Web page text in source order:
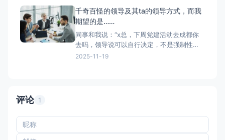
于：“责任心”过重和制度保障缺失。于是选择
不触碰，只是协助一下，和别人一起处理清
点工作。清点时，写清楚了
千奇百怪的领导及其ta的领导方式，而我
期望的是……
同事和我说：“x总，下周党建活动去成都你
去吗，领导说可以自行决定，不是强制性
的。” 思考了一下，回复：“那我还是不去了
2025-11-19
评论 1